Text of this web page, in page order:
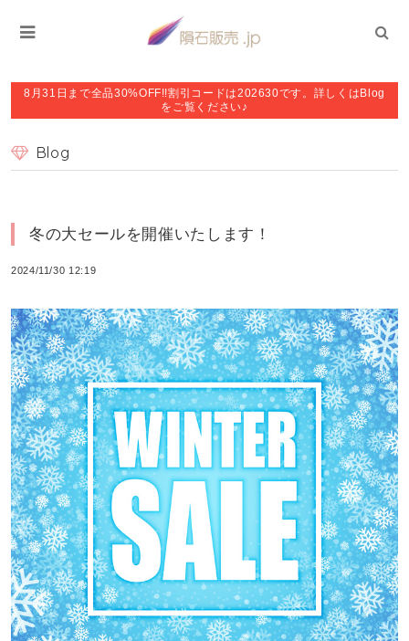
8月31日まで全品30%OFF!!割引コードは202630です。詳しくはBlog
をご覧ください♪
Blog
冬の大セールを開催いたします！
2024/11/30 12:19